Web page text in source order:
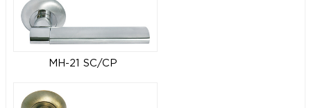
MH-21 SC/CP